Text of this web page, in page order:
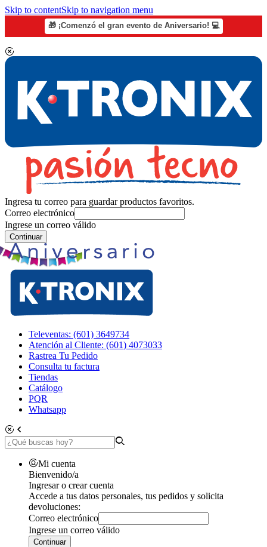
Skip to contentSkip to navigation menu
🎁 ¡Comenzó el gran evento de Aniversario! 💻
Ingresa tu correo para guardar productos favoritos.
Correo electrónico
Ingrese un correo válido
Continuar
Televentas: (601) 3649734
Atención al Cliente: (601) 4073033
Rastrea Tu Pedido
Consulta tu factura
Tiendas
Catálogo
PQR
Whatsapp
Mi cuenta
Bienvenido/a
Ingresar o crear cuenta
Accede a tus datos personales, tus pedidos y solicita
devoluciones:
Correo electrónico
Ingrese un correo válido
Continuar